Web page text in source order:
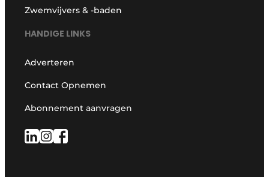
Zwemvijvers & -baden
HANDIGE LINKS
Adverteren
Contact Opnemen
Abonnement aanvragen